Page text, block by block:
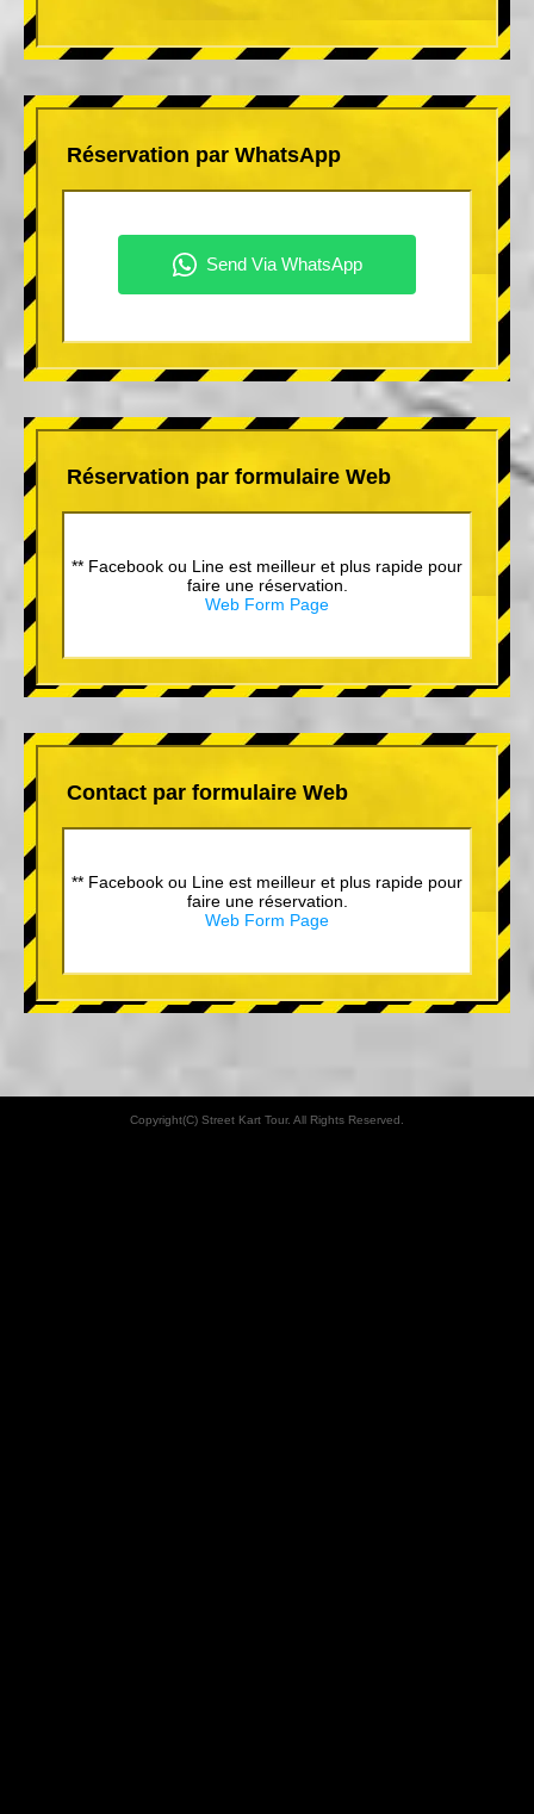
Réservation par WhatsApp
Réservation par formulaire Web
** Facebook ou Line est meilleur et plus rapide pour
faire une réservation.
Web Form Page
Contact par formulaire Web
** Facebook ou Line est meilleur et plus rapide pour
faire une réservation.
Web Form Page
Copyright(C) Street Kart Tour. All Rights Reserved.